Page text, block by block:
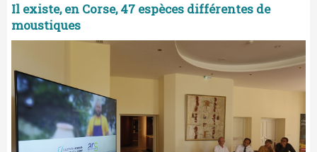
Il existe, en Corse, 47 espèces différentes de
moustiques